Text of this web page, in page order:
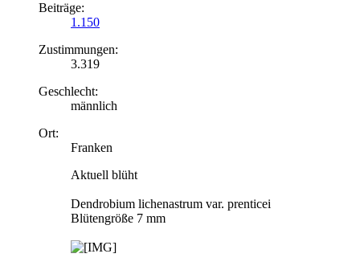
Beiträge:
1.150
Zustimmungen:
3.319
Geschlecht:
männlich
Ort:
Franken
Aktuell blüht
Dendrobium lichenastrum var. prenticei
Blütengröße 7 mm